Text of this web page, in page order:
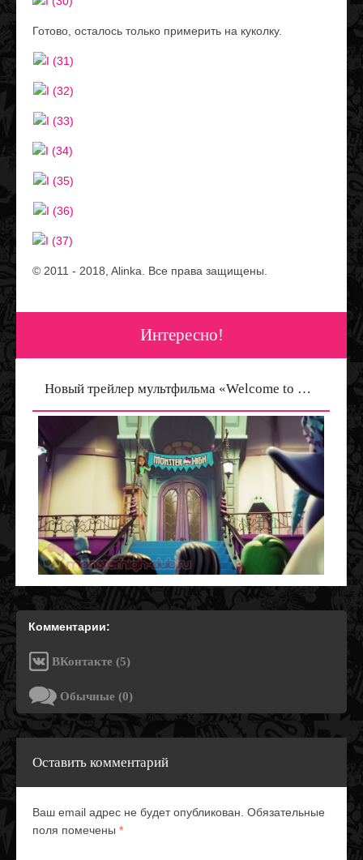
Готово, осталось только примерить на куколку.
© 2011 ‐ 2018, Alinka. Все права защищены.
Интересно!
Одевалка Клодин Вульф «Great Scarrier Reef: Glowsome Ghoulfish» — игры Monster High
Новый трейлер мультфильма «Welcome to Monster High: The Origin Story»
Комментарии:
ВКонтакте (5)
Обычные (0)
Оставить комментарий
Ваш email адрес не будет опубликован. Обязательные
поля помечены *